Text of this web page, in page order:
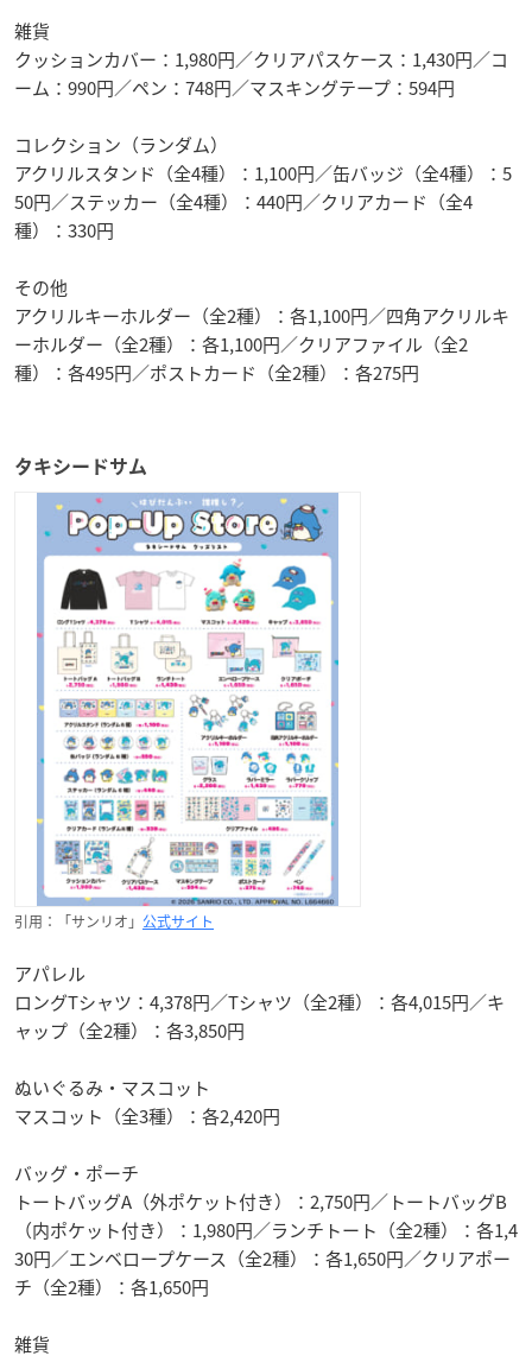
雑貨
クッションカバー：1,980円／クリアパスケース：1,430円／コ
ーム：990円／ペン：748円／マスキングテープ：594円
コレクション（ランダム）
アクリルスタンド（全4種）：1,100円／缶バッジ（全4種）：5
50円／ステッカー（全4種）：440円／クリアカード（全4
種）：330円
その他
アクリルキーホルダー（全2種）：各1,100円／四角アクリルキ
ーホルダー（全2種）：各1,100円／クリアファイル（全2
種）：各495円／ポストカード（全2種）：各275円
タキシードサム
引用：「サンリオ」 公式サイト
アパレル
ロングTシャツ：4,378円／Tシャツ（全2種）：各4,015円／キ
ャップ（全2種）：各3,850円
ぬいぐるみ・マスコット
マスコット（全3種）：各2,420円
バッグ・ポーチ
トートバッグA（外ポケット付き）：2,750円／トートバッグB
（内ポケット付き）：1,980円／ランチトート（全2種）：各1,4
30円／エンベロープケース（全2種）：各1,650円／クリアポー
チ（全2種）：各1,650円
雑貨